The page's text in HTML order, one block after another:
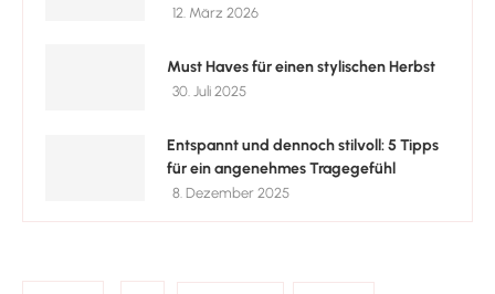
12. März 2026
Must Haves für einen stylischen Herbst
30. Juli 2025
Entspannt und dennoch stilvoll: 5 Tipps
für ein angenehmes Tragegefühl
8. Dezember 2025